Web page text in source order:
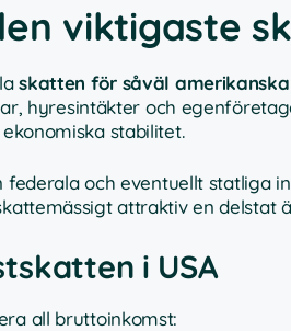
viktigaste
skatten för såväl
hyresintäkter och
stabilitet.
och eventuellt statliga
attraktiv en delstat
i USA
all bruttoinkomst: